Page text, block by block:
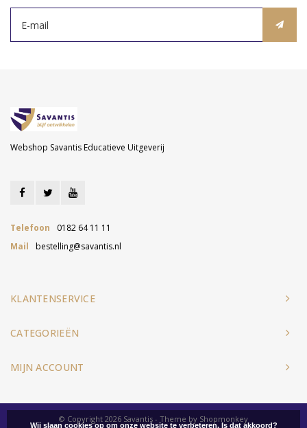
Webshop Savantis Educatieve Uitgeverij
Telefoon
0182 64 11 11
Mail
bestelling@savantis.nl
KLANTENSERVICE
CATEGORIEËN
MIJN ACCOUNT
© Copyright 2026 Savantis - Theme by Shopmonkey
Wij slaan cookies op om onze website te verbeteren. Is dat akkoord?